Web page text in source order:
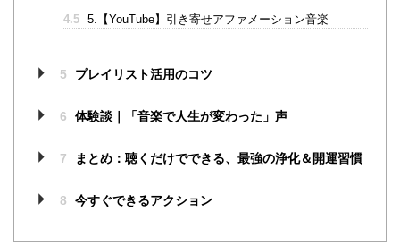
4.5 5.【YouTube】引き寄せアファメーション音楽
5 プレイリスト活用のコツ
6 体験談｜「音楽で人生が変わった」声
7 まとめ：聴くだけでできる、最強の浄化＆開運習慣
8 今すぐできるアクション